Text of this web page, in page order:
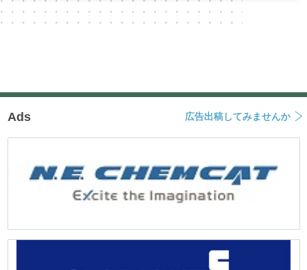
Ads 広告出稿してみませんか